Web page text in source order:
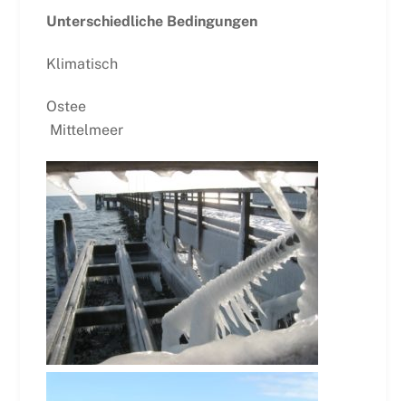
Unterschiedliche Bedingungen
Klimatisch
Ostee
Mittelmeer